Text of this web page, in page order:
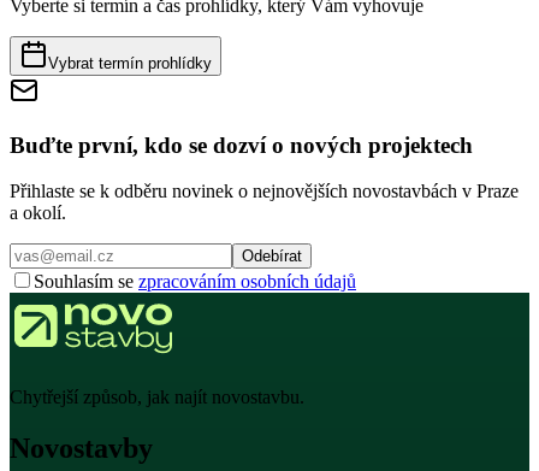
Vyberte si termín a čas prohlídky, který Vám vyhovuje
Vybrat termín prohlídky
Buďte první, kdo se dozví o nových projektech
Přihlaste se k odběru novinek o nejnovějších novostavbách v Praze
a okolí.
Odebírat
Souhlasím se zpracováním osobních údajů
Chytřejší způsob, jak najít novostavbu.
Novostavby